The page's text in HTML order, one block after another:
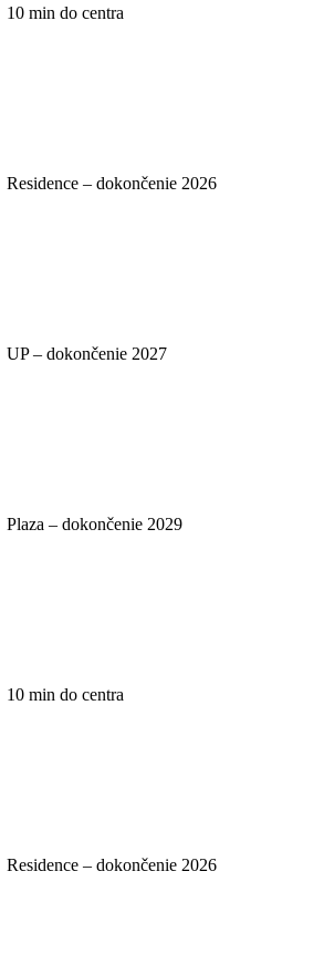
10 min do centra
Residence – dokončenie 2026
UP – dokončenie 2027
Plaza – dokončenie 2029
10 min do centra
Residence – dokončenie 2026